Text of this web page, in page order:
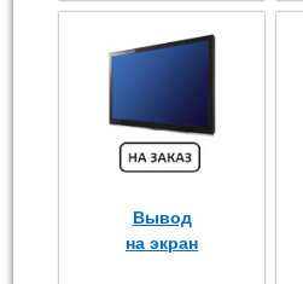
Вывод
на экран